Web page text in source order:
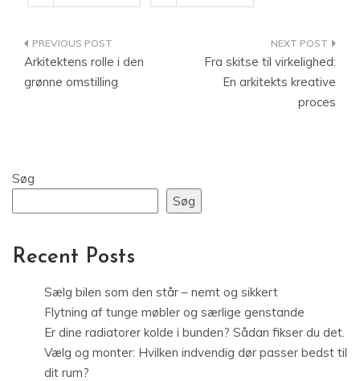
Indlægsnavigation
Arkitektens rolle i den
grønne omstilling
Fra skitse til virkelighed:
En arkitekts kreative
proces
Søg
Søg
Recent Posts
Sælg bilen som den står – nemt og sikkert
Flytning af tunge møbler og særlige genstande
Er dine radiatorer kolde i bunden? Sådan fikser du det.
Vælg og monter: Hvilken indvendig dør passer bedst til
dit rum?